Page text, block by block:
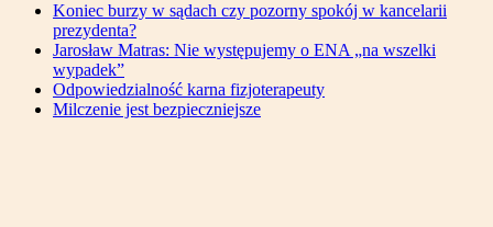
Koniec burzy w sądach czy pozorny spokój w kancelarii
prezydenta?
Jarosław Matras: Nie występujemy o ENA „na wszelki
wypadek”
Odpowiedzialność karna fizjoterapeuty
Milczenie jest bezpieczniejsze